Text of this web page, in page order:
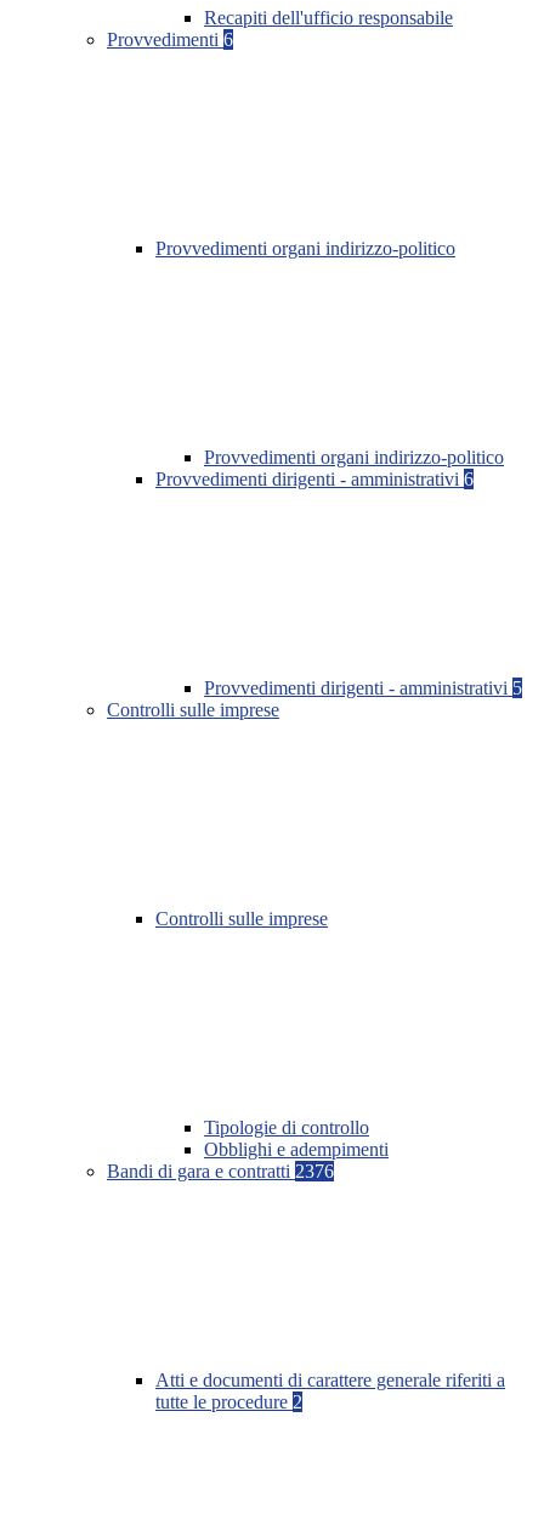
Recapiti dell'ufficio responsabile
Provvedimenti 6
Provvedimenti organi indirizzo-politico
Provvedimenti organi indirizzo-politico
Provvedimenti dirigenti - amministrativi 6
Provvedimenti dirigenti - amministrativi 5
Controlli sulle imprese
Controlli sulle imprese
Tipologie di controllo
Obblighi e adempimenti
Bandi di gara e contratti 2376
Atti e documenti di carattere generale riferiti a
tutte le procedure 2